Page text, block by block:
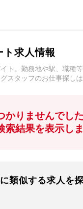
ト求人情報
ト。勤務地や駅、職種
スタッフのお仕事探し
りませんでした
結果を表示しま
類似する求人を